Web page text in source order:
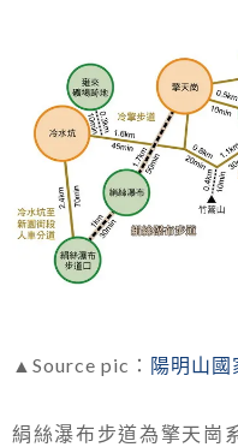
▲Source pic： 陽明山國
絹絲瀑布步道為擎天崗